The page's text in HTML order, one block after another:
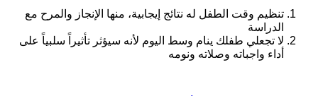
تنظيم وقت الطفل له نتائج إيجابية، منها الإنجاز والمرح مع
الدراسة
لا تجعلي طفلك ينام وسط اليوم لأنه سيؤثر تأثيراً سلبياً على
أداء واجباته وصلاته ونومه